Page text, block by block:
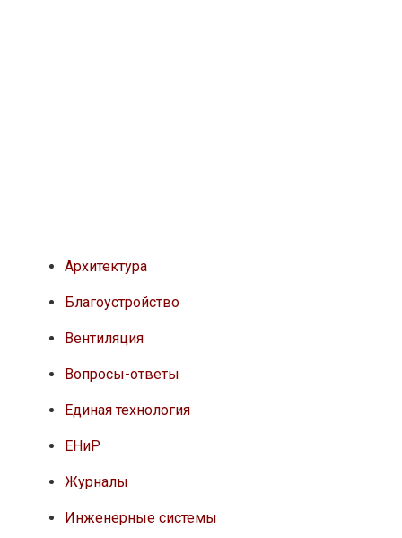
Архитектура
Благоустройство
Вентиляция
Вопросы-ответы
Единая технология
ЕНиР
Журналы
Инженерные системы